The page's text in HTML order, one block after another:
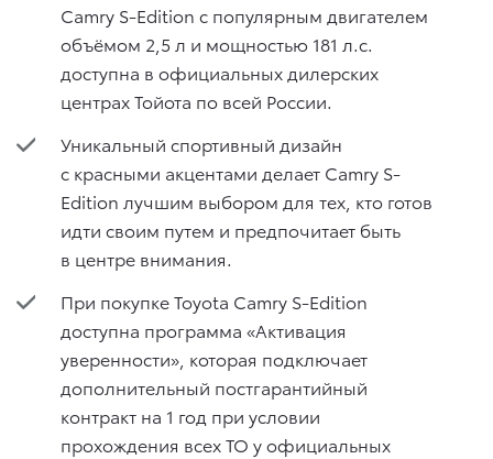
Camry S-Edition с популярным двигателем
объёмом 2,5 л и мощностью 181 л.с.
доступна в официальных дилерских
центрах Тойота по всей России.
Уникальный спортивный дизайн
с красными акцентами делает Camry S-
Edition лучшим выбором для тех, кто готов
идти своим путем и предпочитает быть
в центре внимания.
При покупке Toyota Camry S-Edition
доступна программа «Активация
уверенности», которая подключает
дополнительный постгарантийный
контракт на 1 год при условии
прохождения всех ТО у официальных